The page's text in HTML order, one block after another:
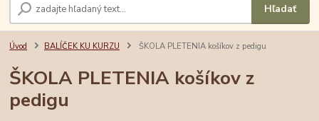
Hľadať
Úvod BALÍČEK KU KURZU ŠKOLA PLETENIA košíkov z pedigu
ŠKOLA PLETENIA košíkov z
pedigu